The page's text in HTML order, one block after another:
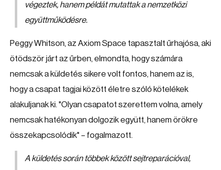
végeztek, hanem példát mutattak a nemzetközi
együttműködésre.
Peggy Whitson, az Axiom Space tapasztalt űrhajósa, aki
ötödször járt az űrben, elmondta, hogy számára
nemcsak a küldetés sikere volt fontos, hanem az is,
hogy a csapat tagjai között életre szóló kötelékek
alakuljanak ki. "Olyan csapatot szerettem volna, amely
nemcsak hatékonyan dolgozik együtt, hanem örökre
összekapcsolódik" – fogalmazott.
A küldetés során többek között sejtreparációval,